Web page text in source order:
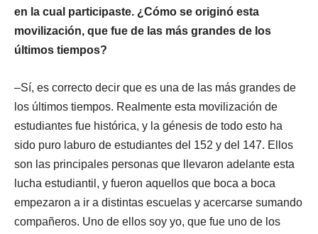
en la cual participaste. ¿Cómo se originó esta
movilización, que fue de las más grandes de los
últimos tiempos?
–Sí, es correcto decir que es una de las más grandes de
los últimos tiempos. Realmente esta movilización de
estudiantes fue histórica, y la génesis de todo esto ha
sido puro laburo de estudiantes del 152 y del 147. Ellos
son las principales personas que llevaron adelante esta
lucha estudiantil, y fueron aquellos que boca a boca
empezaron a ir a distintas escuelas y acercarse sumando
compañeros. Uno de ellos soy yo, que fue uno de los